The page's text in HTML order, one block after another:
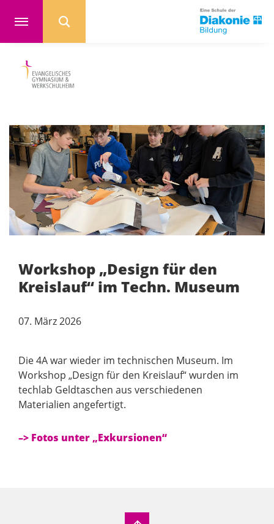
Workshop „Design für den
Kreislauf“ im Techn. Museum
07. März 2026
Die 4A war wieder im technischen Museum. Im
Workshop „Design für den Kreislauf“ wurden im
techlab Geldtaschen aus verschiedenen
Materialien angefertigt.
–> Fotos unter „Exkursionen“